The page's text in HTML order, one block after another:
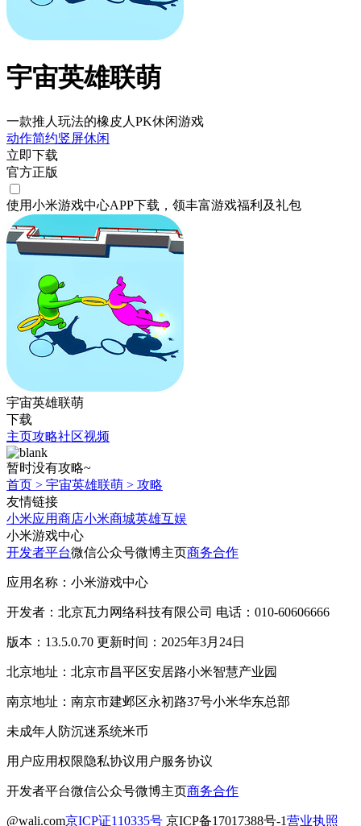
宇宙英雄联萌
一款推人玩法的橡皮人PK休闲游戏
动作简约竖屏休闲
立即下载
官方正版
使用小米游戏中心APP下载 ，领丰富游戏福利 及礼包
宇宙英雄联萌
下载
主页攻略社区视频
暂时没有攻略~
首页 > 宇宙英雄联萌 > 攻略
友情链接
小米应用商店小米商城英雄互娱
小米游戏中心
开发者平台微信公众号微博主页商务合作
应用名称：小米游戏中心
开发者：北京瓦力网络科技有限公司 电话：010-60606666
版本：13.5.0.70 更新时间：2025年3月24日
北京地址：北京市昌平区安居路小米智慧产业园
南京地址：南京市建邺区永初路37号小米华东总部
未成年人防沉迷系统米币
用户应用权限隐私协议用户服务协议
开发者平台微信公众号微博主页商务合作
@wali.com京ICP证110335号 京ICP备17017388号-1营业执照